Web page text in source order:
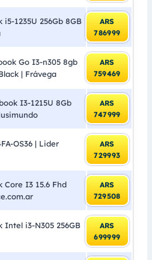
1235U 256Gb 8GB
ARS
786999
Go I3-n305 8gb
| Frávega
ARS
759469
I3-1215U 8Gb
ARS
747999
OS36 | Lider
ARS
729993
Core I3 15.6 Fhd
ARS
729508
Intel i3-N305 256GB
ARS
699999